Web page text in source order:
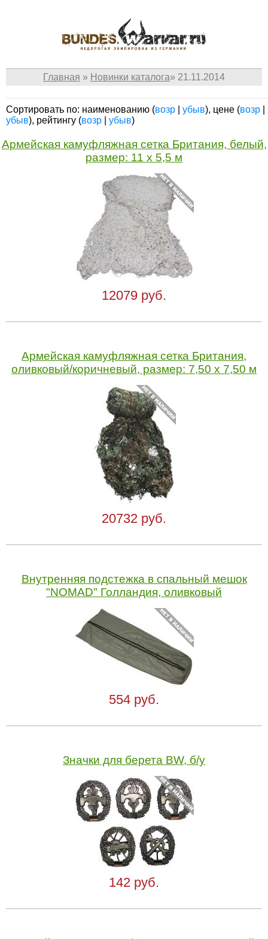
Главная » Новинки каталога» 21.11.2014
Сортировать по: наименованию (возр убыв), цене (возр
убыв), рейтингу (возр убыв)
Армейская камуфляжная сетка Британия, белый,
размер: 11 x 5,5 м
12079 руб.
Армейская камуфляжная сетка Британия,
оливковый/коричневый, размер: 7,50 x 7,50 м
20732 руб.
Внутренняя подстежка в спальный мешок
"NOMAD" Голландия, оливковый
554 руб.
Значки для берета BW, б/у
142 руб.